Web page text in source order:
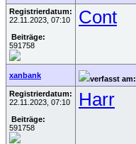
Registrierdatum:
22.11.2023, 07:10
Beiträge:
591758
Cont
xanbank verfasst am:
Registrierdatum:
22.11.2023, 07:10
Beiträge:
591758
Harr